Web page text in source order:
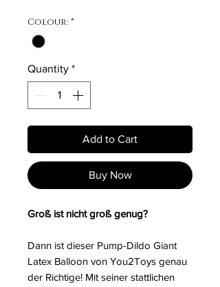
Colour: *
Quantity *
Add to Cart
Buy Now
Groß ist nicht groß genug?
Dann ist dieser Pump-Dildo Giant
Latex Balloon von You2Toys genau
der Richtige! Mit seiner stattlichen